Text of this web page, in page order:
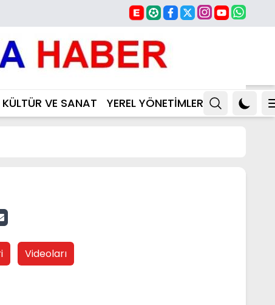
KÜLTÜR VE SANAT YEREL YÖNETİMLER
Videoları